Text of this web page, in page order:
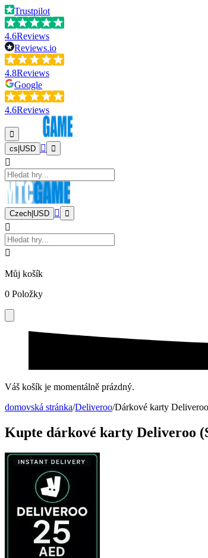
Trustpilot
4.6Reviews
Reviews.io
4.8Reviews
Google
4.6Reviews
cs USD
Czech USD
Můj košík
0 Položky
Váš košík je momentálně prázdný.
domovská stránka/Deliveroo/Dárkové karty
Kupte dárkové karty Deliveroo